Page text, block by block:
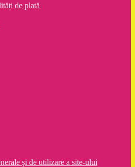
de plată
şi de utilizare a site-ului